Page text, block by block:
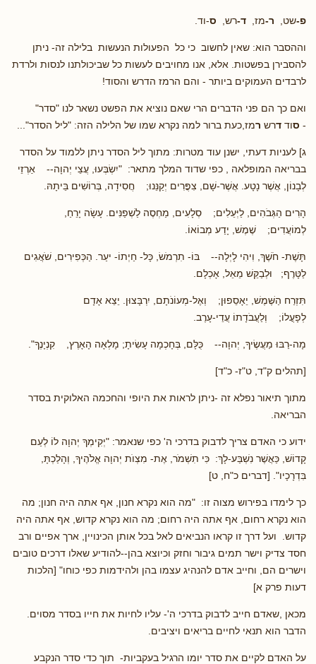
פ-שט, ר-מז, ד-רש, ס-וד.
וההסבר הוא: שאין לחשוב כי כל הפעולות הנעשות בלילה זה- ניתן
להסבירן בפשטות. אלא, אנו מחויבים לעשות כל שביכולתנו לנסות ולרדת
לרבדים העמוקים ביותר - והם הרמז הדרש והסוד!
ואם כך הם פני הדברים הרי שאם נוציא את הפשט נשאר לנו "סדר"
- סוד דרש רמז,כעת ברור למה נקרא שמו של הלילה הזה: "ליל הסדר"...
ג] לעניות דעתי, ישנן עוד מטרות: מתוך ליל הסדר ניתן ללמוד על הסדר
בבריאה המופלאה , כפי שדוד המלך מתאר: "יִשְׂבְּעוּ, עֲצֵי יְהוָה-- אַרְזֵי
לְבָנוֹן, אֲשֶׁר נָטָע. אֲשֶׁר-שָׁם, צִפֳּרִים יְקַנֵּנוּ; חֲסִידָה, בְּרוֹשִׁים בֵּיתָהּ.
הָרִים הַגְּבֹהִים, לַיְּעֵלִים; סְלָעִים, מַחְסֶה לַשְׁפַנִּים. עָשָׂה יָרֵחַ,
לְמוֹעֲדִים; שֶׁמֶשׁ, יָדַע מְבוֹאוֹ.
תָּשֶׁת- חֹשֶׁךְ, וִיהִי לָיְלָה-- בּוֹ- תִרְמֹשׂ, כָּל- חַיְתוֹ- יעַר. הַכְּפִירִים, שֹׁאֲגִים
לַטָּרֶף; וּלְבַקֵּשׁ מֵאֵל, אָכְלָם.
תִּזְרַח הַשֶּׁמֶשׁ, יֵאָסֵפוּן; וְאֶל-מְעוֹנֹתָם, יִרְבָּצוּן. יֵצֵא אָדָם
לְפָעֳלוֹ; וְלַעֲבֹדָתוֹ עֲדֵי-עָרֶב.
מָה-רַבּוּ מַעֲשֶׂיךָ, יְהוָה-- כֻּלָּם, בְּחָכְמָה עָשִׂיתָ; מָלְאָה הָאָרֶץ, קִנְיָנֶךָ".
[תהלים ק"ד, ט"ז- כ"ד]
מתוך תיאור נפלא זה -ניתן לראות את היופי והחכמה האלוקית בסדר
הבריאה.
ידוע כי האדם צריך לדבוק בדרכי ה' כפי שנאמר: "יְקִימְךָ יְהוָה לוֹ לְעַם
קָדוֹשׁ, כַּאֲשֶׁר נִשְׁבַּע-לָךְ: כִּי תִשְׁמֹר, אֶת- מִצְוֺת יְהוָה אֱלֹהֶיךָ, וְהָלַכְתָּ,
בִּדְרָכָיו". [דברים כ"ח, ט]
כך לימדו בפירוש מצוה זו: "מה הוא נקרא חנון, אף אתה היה חנון; מה
הוא נקרא רחום, אף אתה היה רחום; מה הוא נקרא קדוש, אף אתה היה
קדוש. ועל דרך זו קראו הנביאים לאל בכל אותן הכינויין, ארך אפיים ורב
חסד צדיק וישר תמים גיבור וחזק וכיוצא בהן--להודיע שאלו דרכים טובים
וישרים הם, וחייב אדם להנהיג עצמו בהן ולהידמות כפי כוחו" [הלכות
דעות פרק א]
מכאן ,שאדם חייב לדבוק בדרכי ה'- עליו לחיות את חייו בסדר מסוים.
הדבר הוא תנאי לחיים בריאים ויציבים.
על האדם לקיים את סדר יומו הרגיל בעקביות- תוך כדי סדר הנקבע